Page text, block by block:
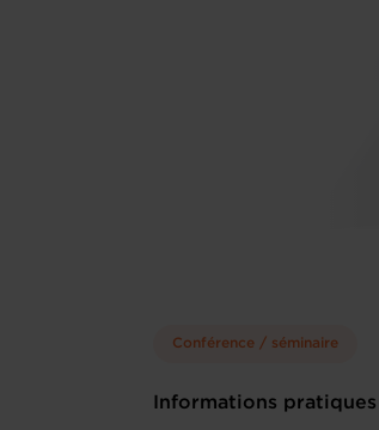
Conférence / séminaire
Informations pratiques